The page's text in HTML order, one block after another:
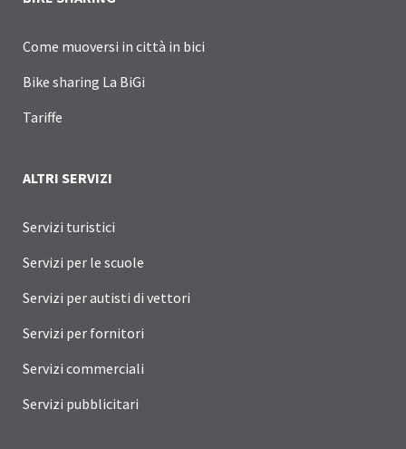
Come muoversi in città in bici
Bike sharing La BiGi
Tariffe
ALTRI SERVIZI
Servizi turistici
Servizi per le scuole
Servizi per autisti di vettori
Servizi per fornitori
Servizi commerciali
Servizi pubblicitari